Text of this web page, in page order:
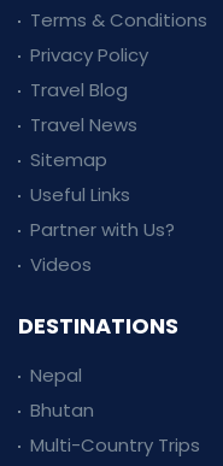
Terms & Conditions
Privacy Policy
Travel Blog
Travel News
Sitemap
Useful Links
Partner with Us?
Videos
DESTINATIONS
Nepal
Bhutan
Multi-Country Trips